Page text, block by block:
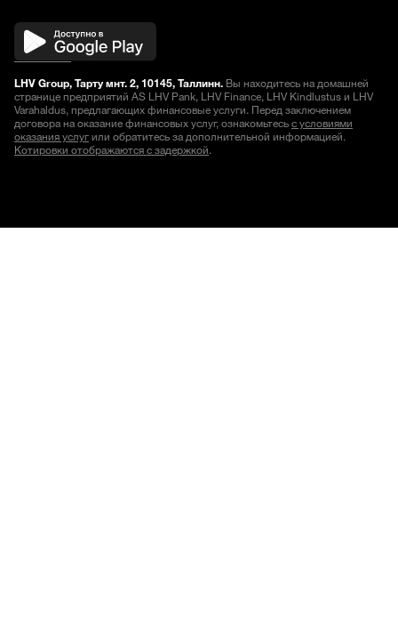
LHV Group, Тарту мнт. 2, 10145, Таллинн. Вы находитесь на домашней
странице предприятий AS LHV Pank, LHV Finance, LHV Kindlustus и LHV
Varahaldus, предлагающих финансовые услуги. Перед заключением
договора на оказание финансовых услуг, ознакомьтесьс условиями
оказания услугили обратитесь за дополнительной информацией.
Котировки отображаются с задержкой.